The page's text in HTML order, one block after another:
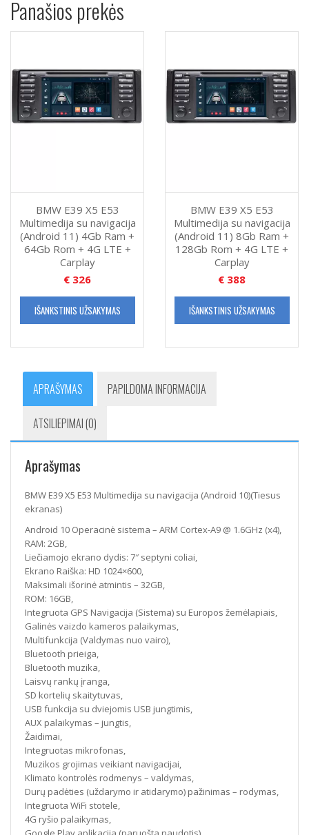
Panašios prekės
BMW E39 X5 E53
Multimedija su navigacija
(Android 11) 4Gb Ram +
64Gb Rom + 4G LTE +
Carplay
€ 326
IŠANKSTINIS UŽSAKYMAS
BMW E39 X5 E53
Multimedija su navigacija
(Android 11) 8Gb Ram +
128Gb Rom + 4G LTE +
Carplay
€ 388
IŠANKSTINIS UŽSAKYMAS
APRAŠYMAS PAPILDOMA INFORMACIJA
ATSILIEPIMAI (0)
Aprašymas
BMW E39 X5 E53 Multimedija su navigacija (Android 10)(Tiesus
ekranas)
Android 10 Operacinė sistema – ARM Cortex-A9 @ 1.6GHz (x4),
RAM: 2GB,
Liečiamojo ekrano dydis: 7″ septyni coliai,
Ekrano Raiška: HD 1024×600,
Maksimali išorinė atmintis – 32GB,
ROM: 16GB,
Integruota GPS Navigacija (Sistema) su Europos žemėlapiais,
Galinės vaizdo kameros palaikymas,
Multifunkcija (Valdymas nuo vairo),
Bluetooth prieiga,
Bluetooth muzika,
Laisvų rankų įranga,
SD kortelių skaitytuvas,
USB funkcija su dviejomis USB jungtimis,
AUX palaikymas – jungtis,
Žaidimai,
Integruotas mikrofonas,
Muzikos grojimas veikiant navigacijai,
Klimato kontrolės rodmenys – valdymas,
Durų padėties (uždarymo ir atidarymo) pažinimas – rodymas,
Integruota WiFi stotele,
4G ryšio palaikymas,